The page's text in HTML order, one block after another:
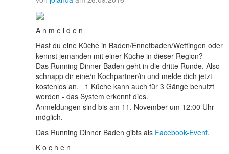
A n m e l d e n
Hast du eine Küche in Baden/Ennetbaden/Wettingen oder
kennst jemanden mit einer Küche in dieser Region?
Das Running Dinner Baden geht in die dritte Runde. Also
schnapp dir eine/n Kochpartner/in und melde dich jetzt
kostenlos an. 1 Küche kann auch für 3 Gänge benutzt
werden - das System erkennt dies.
Anmeldungen sind bis am 11. November um 12:00 Uhr
möglich.
Das Running Dinner Baden gibts als Facebook-Event.
K o c h e n